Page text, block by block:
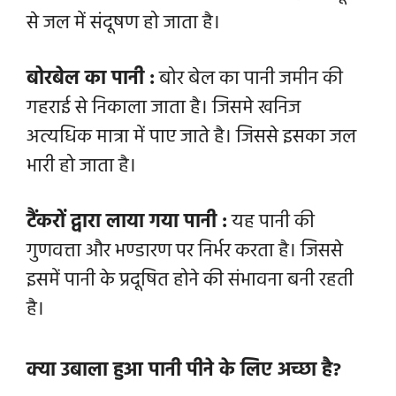
से जल में संदूषण हो जाता है।
बोरबेल का पानी :बोर बेल का पानी जमीन की
गहराई से निकाला जाता है। जिसमे खनिज
अत्यधिक मात्रा में पाए जाते है। जिससे इसका जल
भारी हो जाता है।
टैंकरों द्वारा लाया गया पानी :यह पानी की
गुणवत्ता और भण्डारण पर निर्भर करता है। जिससे
इसमें पानी के प्रदूषित होने की संभावना बनी रहती
है।
क्या उबाला हुआ पानी पीने के लिए अच्छा है?